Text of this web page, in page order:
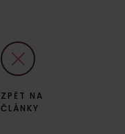
ZPĚT NA
ČLÁNKY